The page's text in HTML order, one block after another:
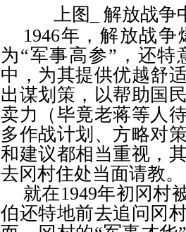
上图
解放战争
1946年，解放战争
为“军事高参” ，还
中，为其提供优越舒
出谋划策，以帮助国
卖力（毕竟老蒋等人
多作战计划、方略对
和建议都相当重视，
去冈村住处当面请教。
就在1949年初冈村
伯还特地前去追问冈